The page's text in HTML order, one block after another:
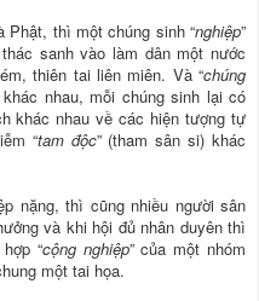
Phật, thì một chúng sinh “nghiệp”
sanh vào làm dân một nước
thiên tai liên miên. Và “chúng
nhau, mỗi chúng sinh lại có
khác nhau về các hiện tượng tự
“tam độc” (tham sân si) khác
nặng, thì cũng nhiều người sân
và khi hội đủ nhân duyên thì
“cộng nghiệp” của một nhóm
một tai họa.